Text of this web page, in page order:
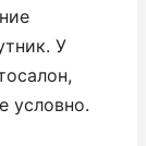
У
условно.